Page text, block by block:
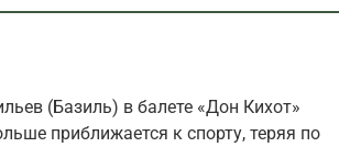
(Базиль) в балете «Дон Кихот»
приближается к спорту, теряя по